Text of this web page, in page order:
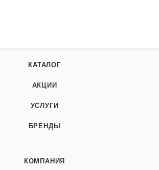
КАТАЛОГ
АКЦИИ
УСЛУГИ
БРЕНДЫ
КОМПАНИЯ